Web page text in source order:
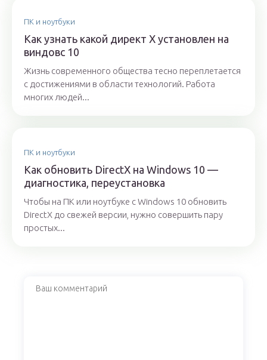
ПК и ноутбуки
Как узнать какой директ X установлен на
виндовс 10
Жизнь современного общества тесно переплетается
с достижениями в области технологий. Работа
многих людей...
ПК и ноутбуки
Как обновить DirectX на Windows 10 —
диагностика, переустановка
Чтобы на ПК или ноутбуке с Windows 10 обновить
DirectX до свежей версии, нужно совершить пару
простых...